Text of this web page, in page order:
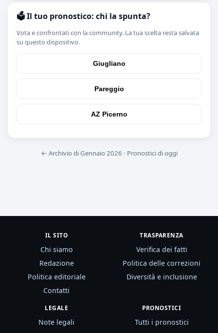
🗳️ Il tuo pronostico: chi la spunta?
Vota e confrontati con la community. La tua scelta resta salvata
su questo dispositivo.
Giugliano
Pareggio
AZ Picerno
← Archivio di Gennaio 2026 · Pronostici di oggi
IL SITO
Chi siamo
Redazione
Politica editoriale
Contatti
TRASPARENZA
Verifica dei fatti
Politica delle correzioni
Diversità e inclusione
LEGALE
Note legali
PRONOSTICI
Tutti i pronostici